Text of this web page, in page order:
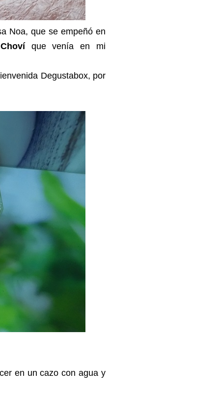
Noa, que se empeñó en
que venía en mi
Degustabox, por
en un cazo con agua y